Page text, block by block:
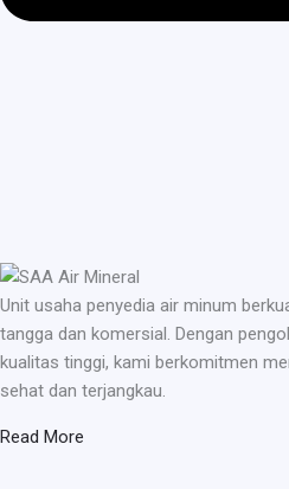
Unit usaha penyedia air minum
tangga dan komersial. Dengan
kualitas tinggi, kami berkomitmen
sehat dan terjangkau.
Read More